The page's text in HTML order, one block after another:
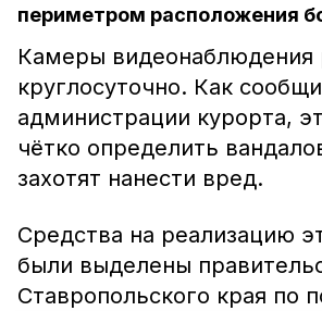
периметром расположения
Камеры видеонаблюдения
круглосуточно. Как
администрации курорта,
чётко определить
захотят нанести вред.
Средства на реализацию
были выделены
Ставропольского края по